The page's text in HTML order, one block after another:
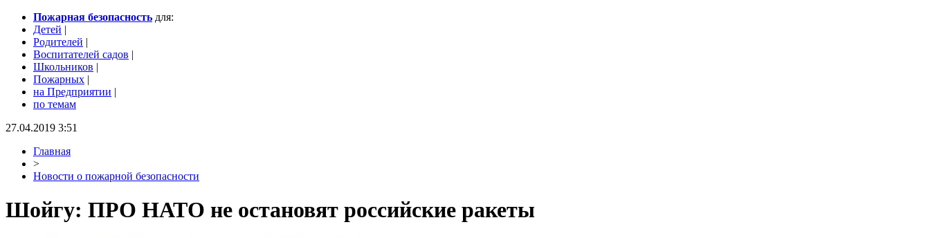
Пожарная безопасность для:
Детей |
Родителей |
Воспитателей садов |
Школьников |
Пожарных |
на Предприятии |
по темам
27.04.2019 3:51
Главная
>
Новости о пожарной безопасности
Шойгу: ПРО НАТО не остановят российские ракеты